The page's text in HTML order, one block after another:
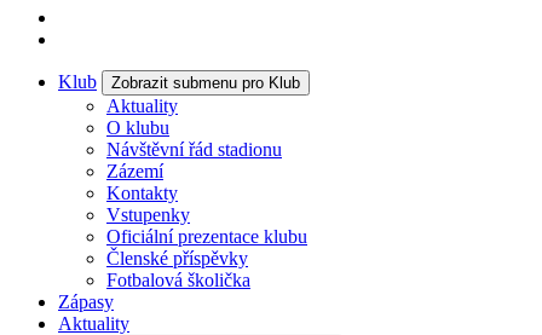
Klub Zobrazit submenu pro Klub
Aktuality
O klubu
Návštěvní řád stadionu
Zázemí
Kontakty
Vstupenky
Oficiální prezentace klubu
Členské příspěvky
Fotbalová školička
Zápasy
Aktuality